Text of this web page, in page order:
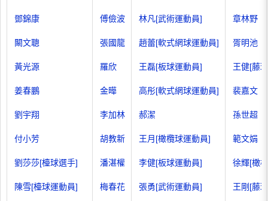
鄧錦康
闞文聰
黃光源
姜春鵬
劉宇翔
付小芳
劉莎莎[檯球選手]
陳雪[檯球運動員]
傅儉波
張國龍
羅欣
金曄
李加林
胡教新
潘湛權
梅春花
林凡[武術運動員]
趙蕾[軟式網球運動員]
王磊[板球運動員]
高彤[軟式網球運動員]
郝潔
王月[橄欖球運動員]
李健[板球運動員]
張勇[武術運動員]
章林野
胥明池
王健[藤
裴嘉文
孫世超
範文娟
徐輝[橄
王剛[藤